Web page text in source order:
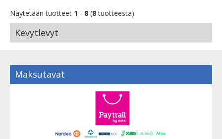
Näytetään tuotteet 1 - 8 (8tuotteesta)
Kevytlevyt
Maksutavat